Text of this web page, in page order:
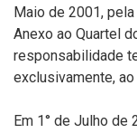
Maio de 2001,
Anexo ao Quartel
responsabilidade
exclusivamente,
Em 1° de Julho de